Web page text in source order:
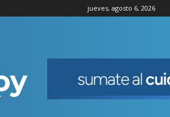
jueves, agosto 6, 2026